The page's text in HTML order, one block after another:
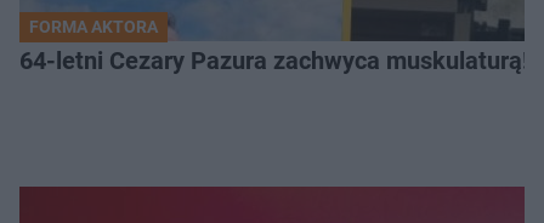
FORMA AKTORA
64-letni Cezary Pazura zachwyca muskulaturą!